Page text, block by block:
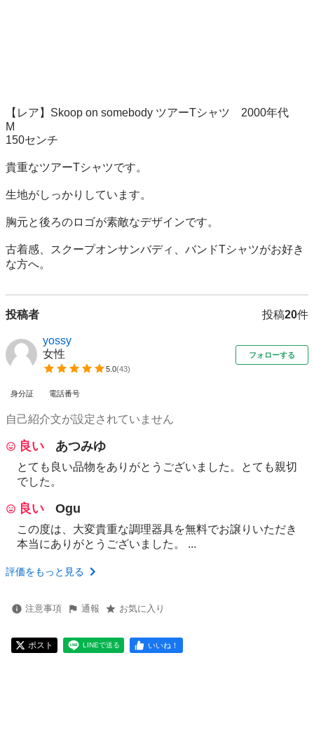
【レア】Skoop on somebody ツアーTシャツ　2000年代
M
150センチ
貴重なツアーTシャツです。
生地がしっかりしています。
胸元と後ろのロゴが素敵なデザインです。
古着感、スクープオンサンバディ、バンドTシャツがお好き
な方へ。
投稿者 投稿20件
yossy
女性
5.0(43)
フォローする
身分証 電話番号
自己紹介文が設定されていません
良い あつみゆ
とても良い品物をありがとうございました。とても親切
でした。
良い Ogu
この度は、大変貴重な調理器具を無料でお譲りいただき
本当にありがとうございました。 ...
評価をもっと見る
注意事項 通報 お気に入り
ポスト LINEで送る いいね！